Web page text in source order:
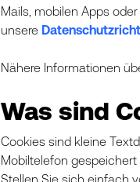
Mails, mobilen Apps
unsere
Nähere Informationen
Was sind
Cookies sind kleine
Mobiltelefon gespeichert
Stellen Sie sich einfach